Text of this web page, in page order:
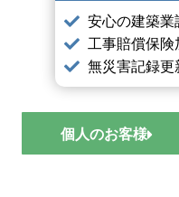
安心の建築業
工事賠償保険
無災害記録更
個人のお客様